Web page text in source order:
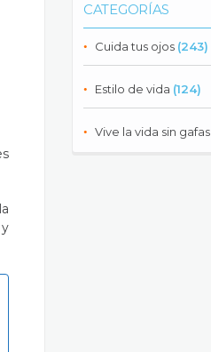
CATEGORÍAS
Cuida tus ojos (243)
Estilo de vida (124)
Vive la vida sin gafas